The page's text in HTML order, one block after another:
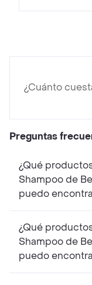
¿Cuánto
Preguntas
¿Qué
Shampoo de
puedo
¿Qué
Shampoo de
puedo